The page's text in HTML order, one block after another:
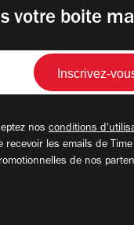
votre boite
nos conditions
recevoir les emails de
de nos